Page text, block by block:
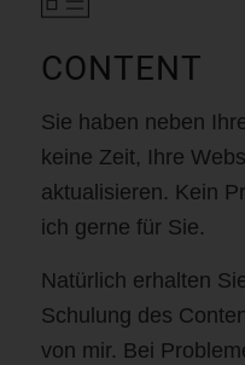
CONTENT
Sie haben neben
keine Zeit, Ihre
aktualisieren. Kein
ich gerne für Sie.
Natürlich erhalten
Schulung des
von mir. Bei